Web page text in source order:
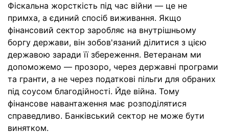
Фіскальна жорсткість під час війни — це не
примха, а єдиний спосіб виживання. Якщо
фінансовий сектор заробляє на внутрішньому
боргу держави, він зобов'язаний ділитися з цією
державою заради її збереження. Ветеранам ми
допоможемо — прозоро, через державні програми
та гранти, а не через податкові пільги для обраних
під соусом благодійності. Йде війна. Тому
фінансове навантаження має розподілятися
справедливо. Банківський сектор не може бути
винятком.